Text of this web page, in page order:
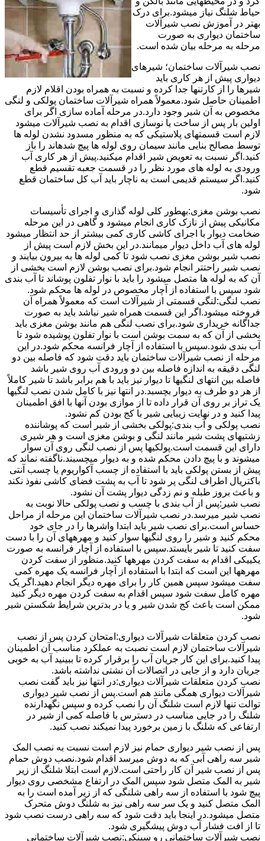
حیاط شلنگ نیاز میشود.برای درک
بهتر در آموزش نصب شیرآلات
ساختمان دیواری به صورت
مرحله به مرحله بیان شده است.
نصب شیرآلات ساختمان؛ شیرهای
دیواری پیش از هر کاری باید
شیرها را از کارتنها جدا کرده و نسبت به همراه بودن اقلام لازم
اطمینان حاصل شود.معمولاً همراه شیرآلات ساختمان پولکی و لنگی
مخصوص به آن شیر وجود دارد.در مرحله آماده سازی اگر برای
اولین بار پس از ساخت یا نوسازی اقدام به نصب شیرآلات میشود
لازم است قسمتهای پلاستیکی که به منظور مسدود نشدن لوله ها
توسط مصالح بنایی مانند سیمان روی لوله ها پیچ شدهاند را باز
کنید.اگر نسبت به تعویض شیر اقدام میکنید.پیش از هر کاری آب
ورودی به لوله های مورد نظر را در قسمت جعبه تقسیم قطع
کنید.اگر سیستم قدیمی است به ناچار باید آب کل ساختمان قطع
شود.
نصب بوشن مغزی:بهطور کلی لوله گذاری و اجرای تأسیسات
مکانیکی پیش از نازک کاری انجام میشود و گاهی در این مرحله
ضخامت دیوار با اجرای کاشی کاری کمی بیشتر از حد انتظار میشود
لوله های آب داخل دیوار میمانند.در این بخش لازم است پیش از
نصب شیر بوشن مغزی نصب شود تا کمی لوله ها به بیرون بیایند و
نصب شیر راحتتر انجام شود.برای نصب بوشن لازم است بخشی از
آن که به لوله ها متصل میشود را باید با نوار تفلون پوشاند تا آب بندی
شود سپس با استفاده از آچار مخصوص در لوله ها محکم شود.
نصب لنگی:لنگی قسمتی از شیرآلات است که معمولاً همراه آن
فروخته میشود.اگر این قسمت همراه شیر نباشد باید به صورت
جداگانه خریداری شود.برای نصب لنگی هم مانند بوشن مغزی باید
بخشی از آن که به سمت بوشن است با نوار تفلون پوشیده شود تا
آب بندی شود.سپس با استفاده از آچار فرانسه محکم شود.در این
مرحله از نصب شیرآلات ساختمان باید دقت شود که فاصله بین دو
لنگی دقیقه به اندازه فاصله بین دو ورودی آب روی شیر باشد
فاصله بین انتهای لنگیها تا دیوار نیز باید با هم برابر باشد تا شیر کاملاً
از هر دو طرف به دیوار بچسبد.در انتها نیز با کامل شدن نصب لنگیها
یک تراز بر روی آن قرار داده تا از موازی بودن آنها با افق اطمینان
پیدا کنید و در نهایت زیبایی شیر با کج بودن کم نشود.
نصب پولکی و آب بندی:پولکی بخشی از شیر است که پوشاننده
زشتیهای پشت شیر مانند لنگی و بوشن مغزی است و هر شیری
دارای این قسمت است.پولکیها پس از نصب لنگی روی آن سوار
میشوند و با پیچ دادن محکم شده و به دیوار میچسبند.ناگفته نماند که
پیش از بستن پولکی باید با استفاده از چسب آکواریوم یا چسب آنتی
باکتریال اطراف لنگی پر شود تا آب به پشت فضای کاشی نفوذ نکند
و باعث بروز طبله و نم زدگی دیوار پشت آن نشود.
نصب شیر:پس از آب بندی با چسب و نصب پولکی حالا نوبت به
نصب شیر میرسد.در نصب شیرآلات ساختمان این مرحله از مراحل
حساس است.برای نصب شیر باید ابتدا واشرها را در جای خود
محکم کنید و شیر را روی لنگیها سوار کنید و مهرههای آن را با دست
سفت کنید تا شیر بایستد.سپس با استفاده از آچار فرانسه به صورت
یکییکی اقدام به سفت کردن مهرهها کنید.منظور از سفت کردن
مهرهها این است که ابتدا با استفاده از آچار فرانسه یک مهره کمی
سفت میشود سپس همین کار را برای مهره دیگر انجام دهید.اگر یک
مهره کامل سفت شود سپس اقدام به سفت کردن مهره دیگر کنید
ممکن است باعث کج شدن شیر و یا در بدترین شرایط شکستن شیر
شود.
نصب کردن متعلقات شیرآلات دیواری:امتحان کردن پس از نصب
شیرآلات ساختمان لازم است نصبت به عملکرد مناسب آن اطمینان
پیدا کنید.برای این کار جریان آب را برقرار کرده تا ببینید آب به خوبی
جریان دارد و از جایی در اتصالات آن نشتی نداشته باشد.
نصب کردن متعلقات شیرآلات دیواری:در انتها نیز باید گفت نصب
شیرآلات دیواری همگی مانند هم است.پس از نصب شیر دیواری
توالت تنها لازم است شلنگ آن را نصب کرده و سپس نگهدارنده
شلنگ را در جایی مناسب در دسترس با فاصله کمی از شیر در
ارتفاعی که شلنگ با زمین برخورد پیدا نمیکند نصب کنید.
پس از نصب شیر دیواری حمام نیز لازم است نسبت به نصب المک
شیر سه راهی آبی که به دوش میرسد اقدام شود.نصب دوش حمام
پس از نصب شیر آن کار راحتی است.لازم است ابتلا شلنگ از زیر
شیر به المک متصل شود سپس المک در ارتفاع مشخصی روی دیوار
پیچ شود با استفاده از سه راهی شلنگی که از زیر آمده است را به
المک متصل کنید و یک سر سه راهی نیز به شلنگ دوش متحرک
متصل میشود.در اینجا باید دقت شود که سه راهی درست نصب شود
تا از افت فشار آب دوش پیشگیری شود.
نصب شیرآلات ساختمانی رو سینکی:نصب شیرآلات ساختمانی